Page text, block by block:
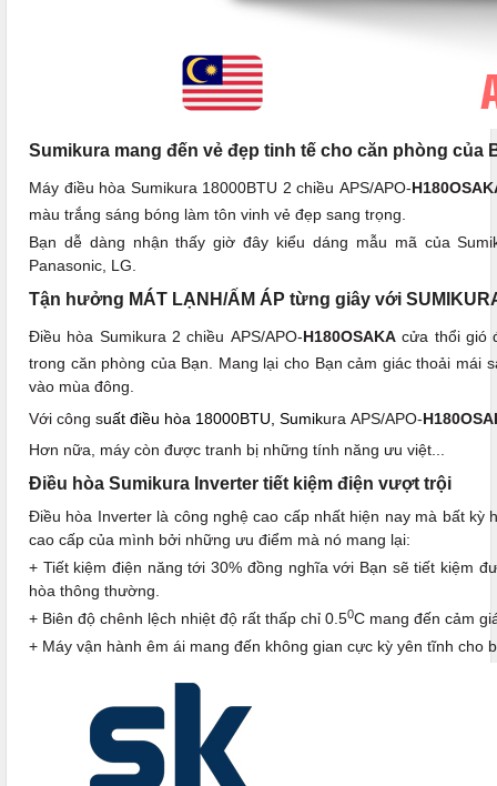
Sumikura mang đến vẻ đẹp tinh tế cho căn phòng của
Máy điều hòa Sumikura 18000BTU 2 chiều APS/APO-
màu trắng sáng bóng làm tôn vinh vẻ đẹp sang trọng.
Bạn dễ dàng nhận thấy giờ đây kiểu dáng mẫu mã của
Panasonic, LG.
Tận hưởng MÁT LẠNH/ẤM ÁP từng giây với
Điều hòa Sumikura 2 chiều APS/APO-H180OSAKAcửa thổi gió
trong căn phòng của Bạn. Mang lại cho Bạn cảm giác thoải mái
vào mùa đông.
Với công suất điều hòa 18000BTU, Sumikura APS/APO-
Hơn nữa, máy còn được tranh bị những tính năng ưu việt...
Điều hòa Sumikura Inverter tiết kiệm điện vượt trội
Điều hòa Inverter là công nghệ cao cấp nhất hiện nay mà bất
cao cấp của mình bởi những ưu điểm mà nó mang lại:
+ Tiết kiệm điện năng tới 30% đồng nghĩa với Bạn sẽ tiết kiệm
hòa thông thường.
+ Biên độ chênh lệch nhiệt độ rất thấp chỉ 0.50C mang đến cảm
+ Máy vận hành êm ái mang đến không gian cực kỳ yên tĩnh cho